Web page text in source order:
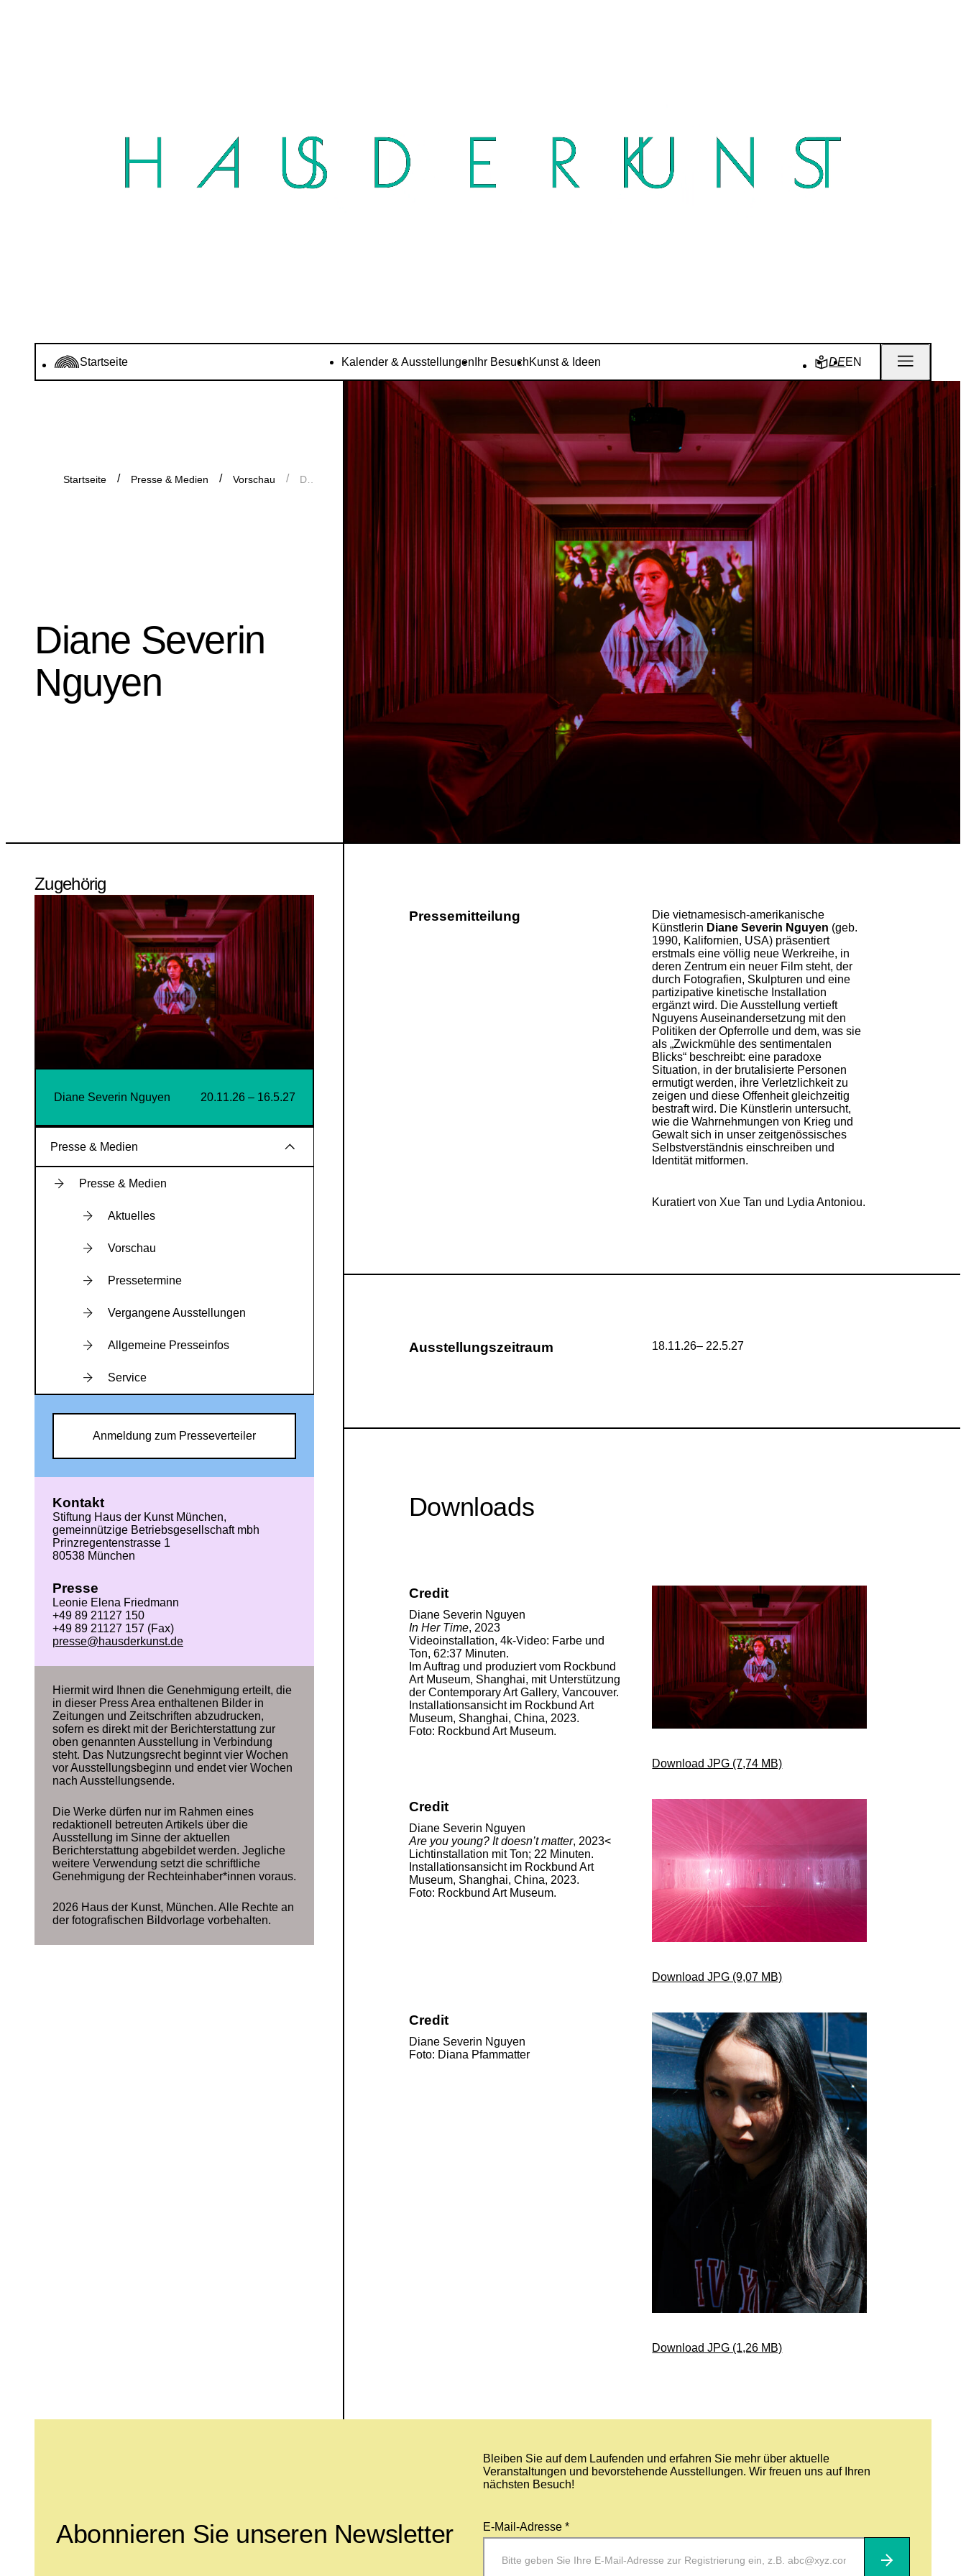
Startseite Kalender & Ausstellungen Ihr BesuchKunst & Ideen DEEN
Startseite Presse & Medien Vorschau
Diane Severin
Nguyen
Pressemitteilung
Die vietnamesisch-amerikanische
Künstlerin Diane Severin Nguyen (geb.
1990, Kali­for­nien, USA) präsentiert
erstmals eine völlig neue Werk­reihe, in
deren Zentrum ein neuer Film­ steht, der
durch Fotografien, Skulpturen und eine
partizipative kine­ti­sche Installation
ergänzt wird. Die Ausstellung vertieft
Nguyens Auseinandersetzung mit den
Politiken der Opferrolle und dem, was sie
als „Zwickmühle des sentimentalen
Blicks“ beschreibt: eine paradoxe
Situation, in der brutalisierte Personen
ermutigt werden, ihre Verletzlichkeit zu
zeigen und diese Offenheit gleichzeitig
bestraft wird. Die Künstlerin untersucht,
wie die Wahrnehmungen von Krieg und
Gewalt sich in unser zeitgenössisches
Selbstverständnis einschreiben und
Identität mitformen.
Kuratiert von Xue Tan und Lydia Antoniou.
Ausstellungszeitraum 18.11.26– 22.5.27
Downloads
Credit
Diane Severin Nguyen
In Her Time, 2023
Videoinstallation, 4k-Video: Farbe und
Ton, 62:37 Minuten.
Im Auftrag und produziert vom Rockbund
Art Museum, Shanghai, mit Unterstützung
der Contemporary Art Gallery, Vancouver.
Installationsansicht im Rockbund Art
Museum, Shanghai, China, 2023.
Foto: Rockbund Art Museum.
Download JPG (7,74 MB)
Credit
Diane Severin Nguyen
Are you young? It doesn’t matter, 2023<
Lichtinstallation mit Ton; 22 Minuten.
Installationsansicht im Rockbund Art
Museum, Shanghai, China, 2023.
Foto: Rockbund Art Museum.
Download JPG (9,07 MB)
Credit
Diane Severin Nguyen
Foto: Diana Pfammatter
Download JPG (1,26 MB)
Zugehörig
Diane Severin Nguyen 20.11.26 – 16.5.27
Presse & Medien
Presse & Medien
Aktuelles
Vorschau
Pressetermine
Vergangene Ausstellungen
Allgemeine Presseinfos
Service
Anmeldung zum Presseverteiler
Kontakt
Stiftung Haus der Kunst München,
gemeinnützige Betriebsgesellschaft mbh
Prinzregentenstrasse 1
80538 München
Presse
Leonie Elena Friedmann
+49 89 21127 150
+49 89 21127 157 (Fax)
presse@hausderkunst.de
Hiermit wird Ihnen die Genehmigung erteilt, die
in dieser Press Area enthaltenen Bilder in
Zeitungen und Zeitschriften abzudrucken,
sofern es direkt mit der Berichterstattung zur
oben genannten Ausstellung in Verbindung
steht. Das Nutzungsrecht beginnt vier Wochen
vor Ausstellungsbeginn und endet vier Wochen
nach Ausstellungsende.
Die Werke dürfen nur im Rahmen eines
redaktionell betreuten Artikels über die
Ausstellung im Sinne der aktuellen
Berichterstattung abgebildet werden. Jegliche
weitere Verwendung setzt die schriftliche
Genehmigung der Rechteinhaber*innen voraus.
2026 Haus der Kunst, München. Alle Rechte an
der fotografischen Bildvorlage vorbehalten.
Abonnieren Sie unseren Newsletter
Bleiben Sie auf dem Laufenden und erfahren Sie mehr über aktuelle
Veranstaltungen und bevorstehende Ausstellungen. Wir freuen uns auf Ihren
nächsten Besuch!
E-Mail-Adresse *
Abonnieren